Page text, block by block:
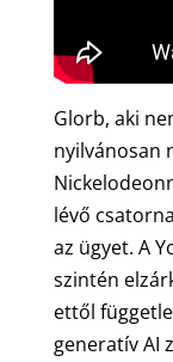
Glorb, aki
nyilvánosan
lévő
az ügyet. A
szintén
ettől
generatív AI